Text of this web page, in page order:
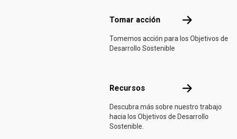
Tomar acción Tomar acción
Tomemos acción para los Objetivos de
Desarrollo Sostenible
Recursos Recursos
Descubra más sobre nuestro trabajo
hacia los Objetivos de Desarrollo
Sostenible.